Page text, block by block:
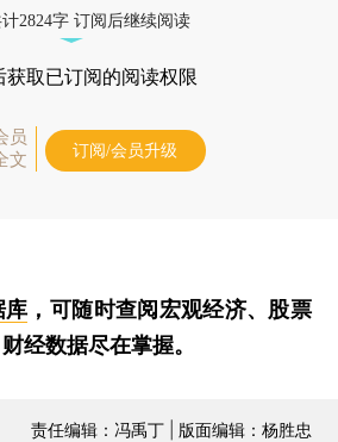
2824字 订阅后继续阅读
获取已订阅的阅读权限
员
文
订阅/会员升级
库 ，可随时查阅宏观经济、股票
经数据尽在掌握。
责任编辑：冯禹丁 | 版面编辑：杨胜忠